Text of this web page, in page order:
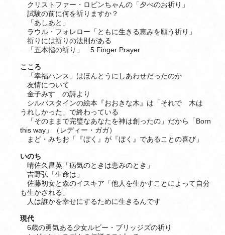
クリストファー・ロビンちゃんの「夕べのお祈り」
試験の前に何を祈りますか？
「あしあと」
ラウル・フォレロー「ともに生きる恵みを願う祈り」
祈りには祈りの法則がある
「五本指の祈り」 5 Finger Prayer
こころ
「幸福ハンス」はほんとうにしあわせだったのか
友情について
金子みすゞの詩より
シルバスタインの絵本『おおきな木』は「それで 木は
うれしかった」で終わっている
「そのままで完璧なあなたを神は創ったの」だから「Born
this way」（レディー・ガガ）
まど・みちお「『ぼく』が『ぼく』であることの喜び」
いのち
晴佐久昌英「病気のときは恵みのとき」
吉野弘「生命は」
佐藤初女と森のイスキア「他人を生かすことによって自分
も生かされる」
人は誰かを幸せにするために生きるんです
現代
6歳の勇気ある少女ルビー・ブリッジズの祈り